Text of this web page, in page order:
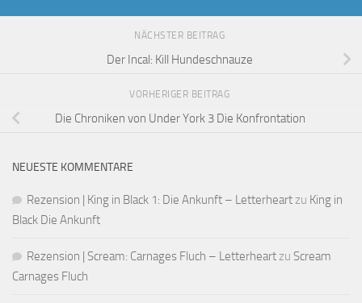
NÄCHSTER BEITRAG
Der Incal: Kill Hundeschnauze
VORHERIGER BEITRAG
Die Chroniken von Under York 3 Die Konfrontation
NEUESTE KOMMENTARE
Rezension | King in Black 1: Die Ankunft – Letterheartzu King in
Black Die Ankunft
Rezension | Scream: Carnages Fluch – Letterheartzu Scream
Carnages Fluch